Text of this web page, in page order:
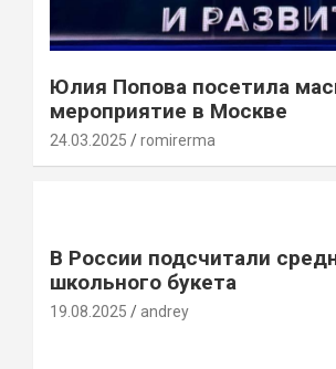
Юлия Попова посетила
мероприятие в Москве
24.03.2025 romirerma
В России подсчитали
школьного букета
19.08.2025 andrey